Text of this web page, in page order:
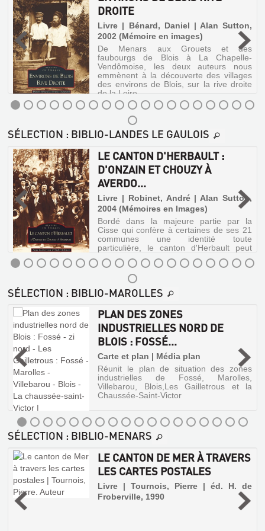
VINEUIL,
SAINT-
CLAUDE-
DE-
DIRAY
ET
MON...
Livre
|
Bruno
Alan
Sutton,
2003
(Mémoire
en
Images)
ENVIRONS
DE
RIVE
GAUCHE
:
CHAILLES,
SAINT-
GE...
Livre
|
Bénard,
Daniel
Alan
Sutton,
2003
(Mémoire
en
images)
Portant
cette
Livre
|
Chrétien,
Manolo
|
Éditions
Privat,
2007
Disposant
d'un
patrimoine
historique
Blois
offre
un
paysage
harmonieux
à
chaque
saison,
restitué
par
les
photographies
de
Manolo
accompagnées
de
poétiques.
BLOIS
:
MÉMOIRE
EN
IMAGES.
II,
,
II
Livre
|
Guignard,
Bruno
PAROISSES
ET
COMMUNES
DE
FRANCE
:
DICTIONNAIRE
D'H...
Livre
|
|
Editions,
1997
(Coll.
Paroisses
et
communes
de
France)
Menars
aux
Grouets
et
des
faubourgs
de
Blois
à
La
Chapelle-
Vendômoise,
auteurs
emmènent
à
la
découverte
des
villages
des
environs
de
Blois,
sur
la
rive
droite
la
Loire.
MÉMOIRES
MÉLANGES
D'HISTOIRE
LOCALE,
1ER
VOLUME
|
Alexandre
Plan
d'un
travail
historique
et
statistique
sur
l'arrondissement
de
Blois
;
Dissertation
armes
de
la
ville
de
Blois
Notice
sur
St
lès
Blois
;
historiques
sur
le
culte
de
la
Sainte
Vierge
à
Blois
DROITE
Livre | Bénard, Daniel | Alan Sutton,
2002 (Mémoire en images)
De Menars aux Grouets et des
faubourgs de Blois à La Chapelle-
Vendômoise, les deux auteurs nous
emmènent à la découverte des villages
des environs de Blois, sur la rive droite
de la Loire.
ENVIRONS
DE
BLOIS
RIVE
DROITE
Livre
|
Bénard,
Daniel
|
Alan
Sutton,
2002
en
De
Menars
aux
Grouets
et
des
faubourgs
de
Blois
à
La
Chapelle-
Vendômoise,
les
deux
auteurs
nous
emmènent
la
découverte
des
villages
SÉLECTION : BIBLIO-LANDES LE GAULOIS
LE CANTON D'HERBAULT :
D'ONZAIN ET CHOUZY À
AVERDO...
Livre | Robinet, André | Alan Sutton,
2004 (Mémoires en Images)
Bordé dans la majeure partie par la
Cisse qui confère à certaines de ses 21
communes une identité toute
particulière, le canton d'Herbault peut
tout autant se diviser en trois ensembles
géographiquement, historiquement et
architec...
LE
CANTON
D'HERBAULT
:
D'ONZAIN
ET
CHOUZY
À
AVERDO...
Livre
|
Robinet,
André
|
Alan
Sutton,
2004
(Mémoires
en
SÉLECTION : BIBLIO-MAROLLES
PLAN DES ZONES
INDUSTRIELLES NORD DE
BLOIS : FOSSÉ...
Carte et plan | Média plan
Réunit le plan de situation des zones
industrielles de Fossé, Marolles,
Villebarou, Blois,Les Gailletrous et la
Chaussée-Saint-Victor
SÉLECTION : BIBLIO-MENARS
LE CANTON DE MER À TRAVERS
LES CARTES POSTALES
Livre | Tournois, Pierre | éd. H. de
Froberville, 1990